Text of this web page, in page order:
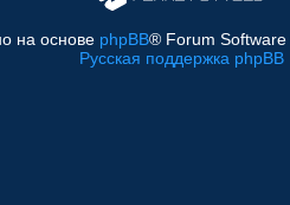
на основе phpBB® Forum
Русская поддержка phpBB